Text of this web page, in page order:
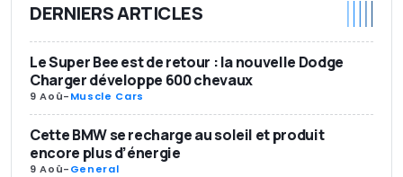
DERNIERS ARTICLES
Le Super Bee est de retour : la nouvelle Dodge
Charger développe 600 chevaux
9 Aoû-Muscle Cars
Cette BMW se recharge au soleil et produit
encore plus d’énergie
9 Aoû-General